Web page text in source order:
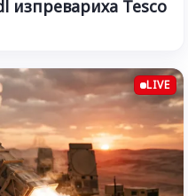
изпревариха Tesco
LIVE